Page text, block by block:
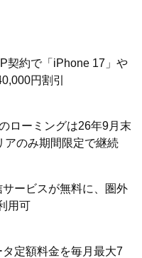
契約で「iPhone 17」や
円割引
ローミングは26年9月末
アのみ期間限定で継続
サービスが無料に、圏外
用可
タ定額料金を毎月最大7